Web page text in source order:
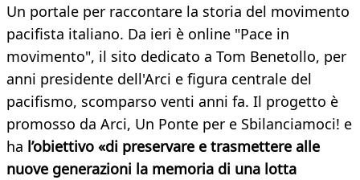
Un portale per raccontare la storia del movimento
pacifista italiano. Da ieri è online "Pace in
movimento", il sito dedicato a Tom Benetollo, per
anni presidente dell'Arci e figura centrale del
pacifismo, scomparso venti anni fa. Il progetto è
promosso da Arci, Un Ponte per e Sbilanciamoci! e
ha l’obiettivo «di preservare e trasmettere alle
nuove generazioni la memoria di una lotta